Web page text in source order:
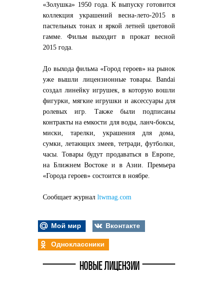
«Золушка» 1950 года. К выпуску готовится
коллекция украшений весна-лето-2015 в
пастельных тонах и яркой летней цветовой
гамме. Фильм выходит в прокат весной
2015 года.
До выхода фильма «Город героев» на рынок
уже вышли лицензионные товары. Bandai
создал линейку игрушек, в которую вошли
фигурки, мягкие игрушки и аксессуары для
ролевых игр. Также были подписаны
контракты на емкости для воды, ланч-боксы,
миски, тарелки, украшения для дома,
сумки, летающих змеев, тетради, футболки,
часы. Товары будут продаваться в Европе,
на Ближнем Востоке и в Азии. Премьера
«Города героев» состоится в ноябре.
Cообщает журнал ltwmag.com
Мой мир
Вконтакте
Одноклассники
НОВЫЕ ЛИЦЕНЗИИ